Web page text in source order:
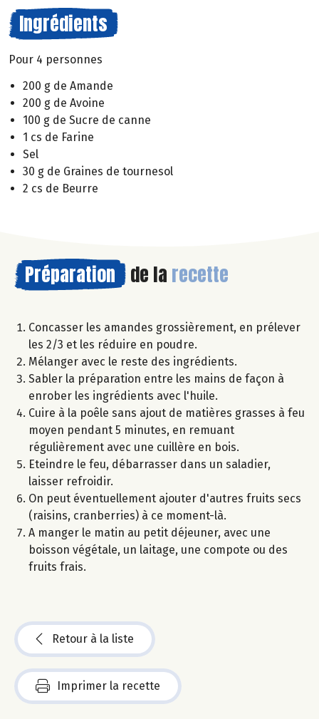
Ingrédients
Pour 4 personnes
200 g de Amande
200 g de Avoine
100 g de Sucre de canne
1 cs de Farine
Sel
30 g de Graines de tournesol
2 cs de Beurre
Préparation de la recette
Concasser les amandes grossièrement, en prélever
les 2/3 et les réduire en poudre.
Mélanger avec le reste des ingrédients.
Sabler la préparation entre les mains de façon à
enrober les ingrédients avec l'huile.
Cuire à la poêle sans ajout de matières grasses à feu
moyen pendant 5 minutes, en remuant
régulièrement avec une cuillère en bois.
Eteindre le feu, débarrasser dans un saladier,
laisser refroidir.
On peut éventuellement ajouter d'autres fruits secs
(raisins, cranberries) à ce moment-là.
A manger le matin au petit déjeuner, avec une
boisson végétale, un laitage, une compote ou des
fruits frais.
Retour à la liste
Imprimer la recette